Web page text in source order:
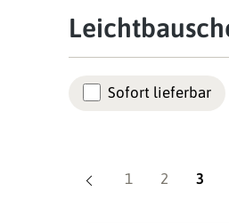
Sofort lieferbar
Seite
1 Seite
2 Seite
3